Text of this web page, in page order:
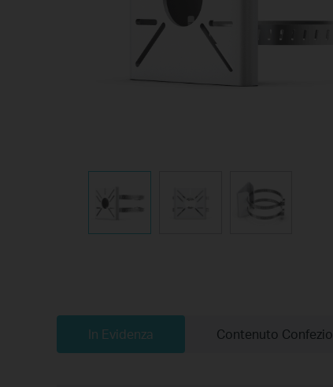
In Evidenza Contenuto